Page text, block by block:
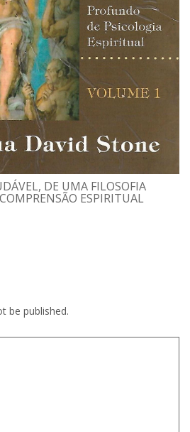
DE UMA FILOSOFIA
ESPIRITUAL
be published.